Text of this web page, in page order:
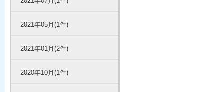
2021年05月(1件)
2021年01月(2件)
2020年10月(1件)